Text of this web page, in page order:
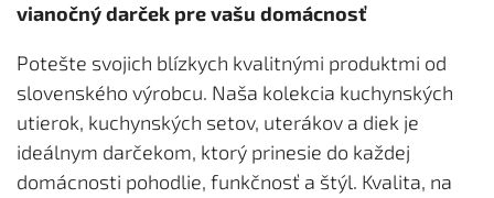
vianočný darček pre vašu domácnosť
Potešte svojich blízkych kvalitnými produktmi od
slovenského výrobcu. Naša kolekcia kuchynských
utierok, kuchynských setov, uterákov a diek je
ideálnym darčekom, ktorý prinesie do každej
domácnosti pohodlie, funkčnosť a štýl. Kvalita, na